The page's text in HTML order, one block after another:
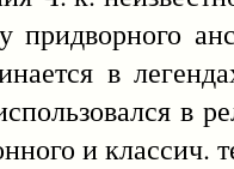
придворного
в
в
и классич.